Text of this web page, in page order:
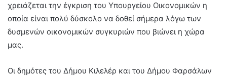
χρειάζεται την έγκριση του Υπουργείου Οικονομικών η
οποία είναι πολύ δύσκολο να δοθεί σήμερα λόγω των
δυσμενών οικονομικών συγκυριών που βιώνει η χώρα
μας.
Οι δημότες του Δήμου Κιλελέρ και του Δήμου Φαρσάλων